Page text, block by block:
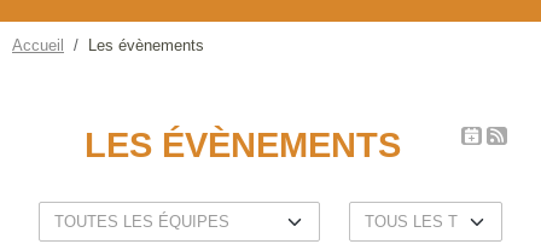
Accueil Les évènements
LES ÉVÈNEMENTS